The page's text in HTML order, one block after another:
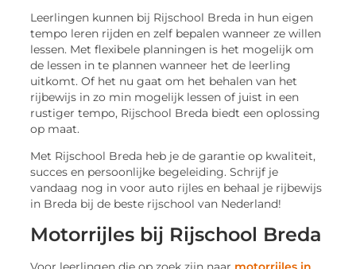
Leerlingen kunnen bij Rijschool Breda in hun eigen
tempo leren rijden en zelf bepalen wanneer ze willen
lessen. Met flexibele planningen is het mogelijk om
de lessen in te plannen wanneer het de leerling
uitkomt. Of het nu gaat om het behalen van het
rijbewijs in zo min mogelijk lessen of juist in een
rustiger tempo, Rijschool Breda biedt een oplossing
op maat.
Met Rijschool Breda heb je de garantie op kwaliteit,
succes en persoonlijke begeleiding. Schrijf je
vandaag nog in voor auto rijles en behaal je rijbewijs
in Breda bij de beste rijschool van Nederland!
Motorrijles bij Rijschool Breda